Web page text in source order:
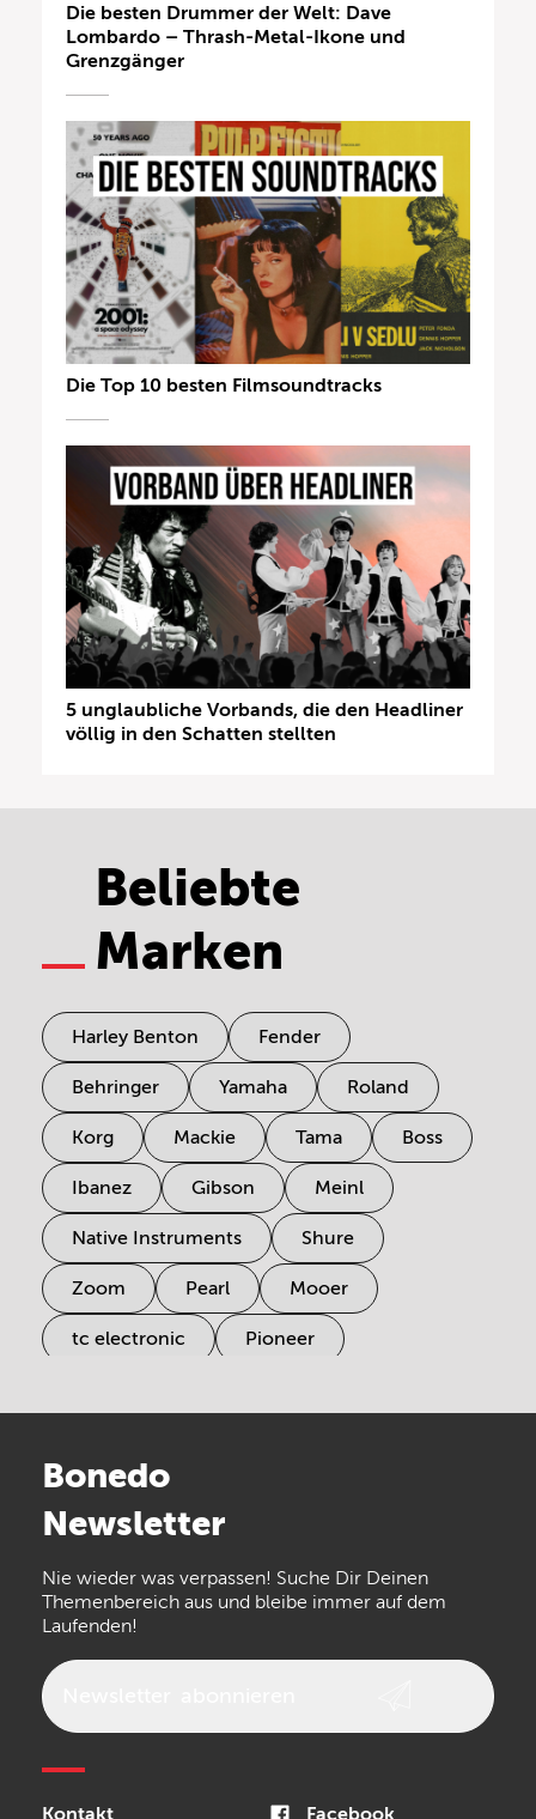
Die besten Drummer der Welt: Dave
Lombardo – Thrash-Metal-Ikone und
Grenzgänger
Die Top 10 besten Filmsoundtracks
5 unglaubliche Vorbands, die den Headliner
völlig in den Schatten stellten
Beliebte
Marken
Harley Benton Fender
Behringer Yamaha Roland
Korg Mackie Tama Boss
Ibanez Gibson Meinl
Native Instruments Shure
Zoom Pearl Mooer
tc electronic Pioneer
Arturia
the t.bone
Walrus Audio Epiphone
Bonedo
Newsletter
Nie wieder was verpassen! Suche Dir Deinen
Themenbereich aus und bleibe immer auf dem
Laufenden!
Kontakt Facebook